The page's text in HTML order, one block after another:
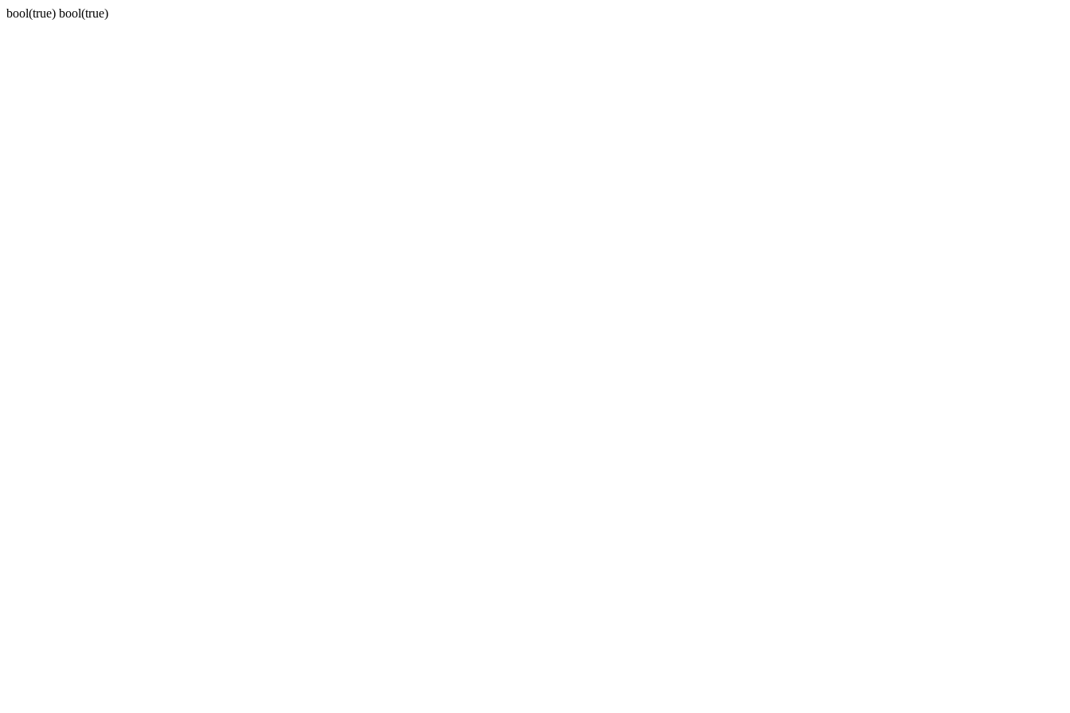
bool(true) bool(true)